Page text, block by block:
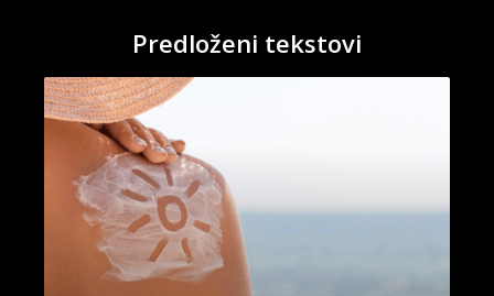
Predloženi tekstovi